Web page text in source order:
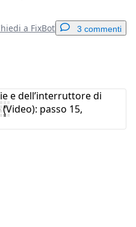
a FixBot 3 commenti